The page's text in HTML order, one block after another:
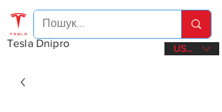
Tesla Dnipro USD ($)